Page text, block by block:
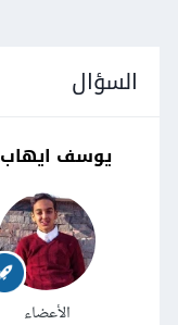
السؤال
يوسف ايهاب2
الأعضاء